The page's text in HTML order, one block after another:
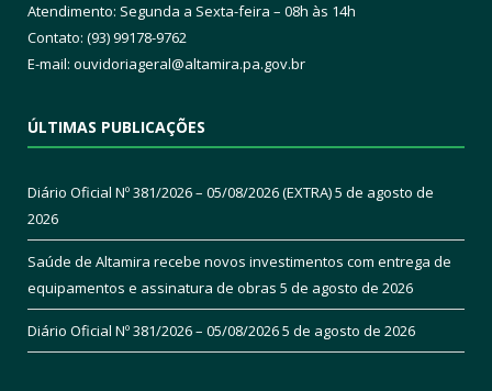
Atendimento: Segunda a Sexta-feira – 08h às 14h
Contato: (93) 99178-9762
E-mail: ouvidoriageral@altamira.pa.gov.br
ÚLTIMAS PUBLICAÇÕES
Diário Oficial Nº 381/2026 – 05/08/2026 (EXTRA)5 de agosto de
2026
Saúde de Altamira recebe novos investimentos com entrega de
equipamentos e assinatura de obras 5 de agosto de 2026
Diário Oficial Nº 381/2026 – 05/08/20265 de agosto de 2026